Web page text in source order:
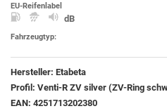
EU-Reifenlabel
dB
Fahrzeugtyp:
Hersteller: Etabeta
Profil: Venti-R ZV silver (ZV-Ring
EAN: 4251713202380